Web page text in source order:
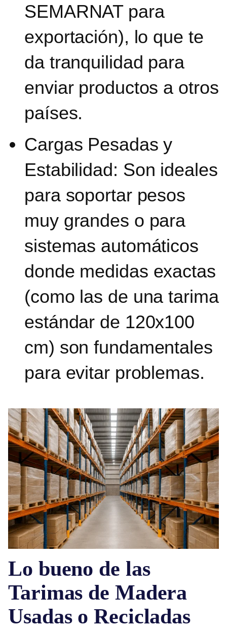
SEMARNAT para
exportación), lo que te
da tranquilidad para
enviar productos a otros
países.
Cargas Pesadas y
Estabilidad: Son ideales
para soportar pesos
muy grandes o para
sistemas automáticos
donde medidas exactas
(como las de una tarima
estándar de 120x100
cm) son fundamentales
para evitar problemas.
Lo bueno de las
Tarimas de Madera
Usadas o Recicladas